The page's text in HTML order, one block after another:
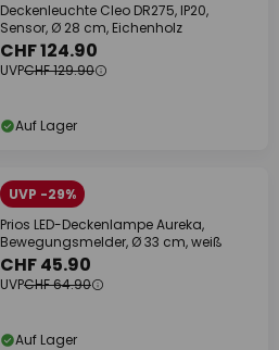
Deckenleuchte Cleo DR275, IP20,
Sensor, Ø 28 cm, Eichenholz
CHF 124.90
UVPCHF 129.90
Auf Lager
UVP -29%
Prios LED-Deckenlampe Aureka,
Bewegungsmelder, Ø 33 cm, weiß
CHF 45.90
UVPCHF 64.90
Auf Lager